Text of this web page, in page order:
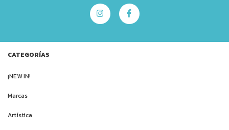
CATEGORÍAS
¡NEW IN!
Marcas
Artística